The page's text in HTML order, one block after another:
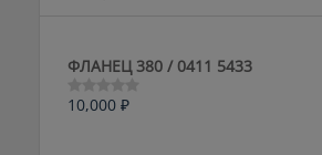
ФЛАНЕЦ 380 / 0411 5433
Оценка
10,000 ₽